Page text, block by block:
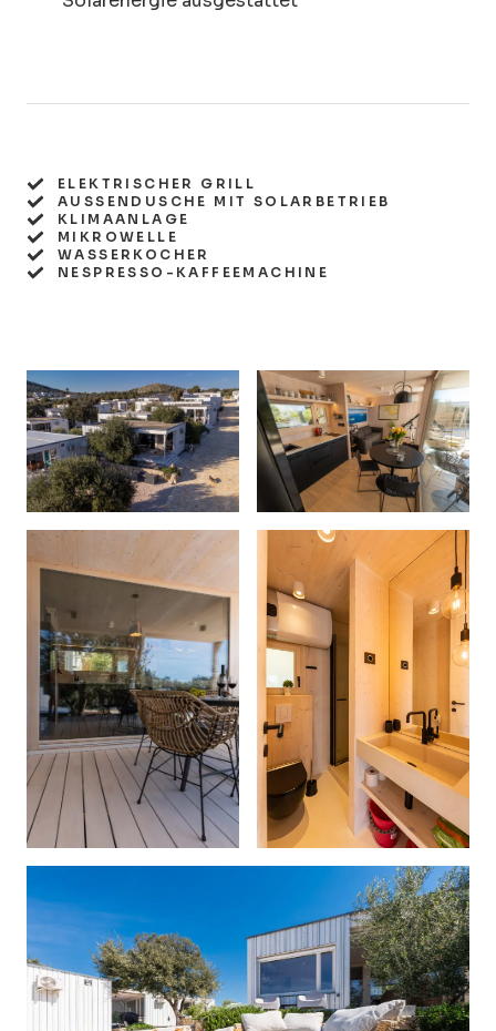
ELEKTRISCHER GRILL
AUSSENDUSCHE MIT SOLARBETRIEB
KLIMAANLAGE
MIKROWELLE
WASSERKOCHER
NESPRESSO-KAFFEEMACHINE